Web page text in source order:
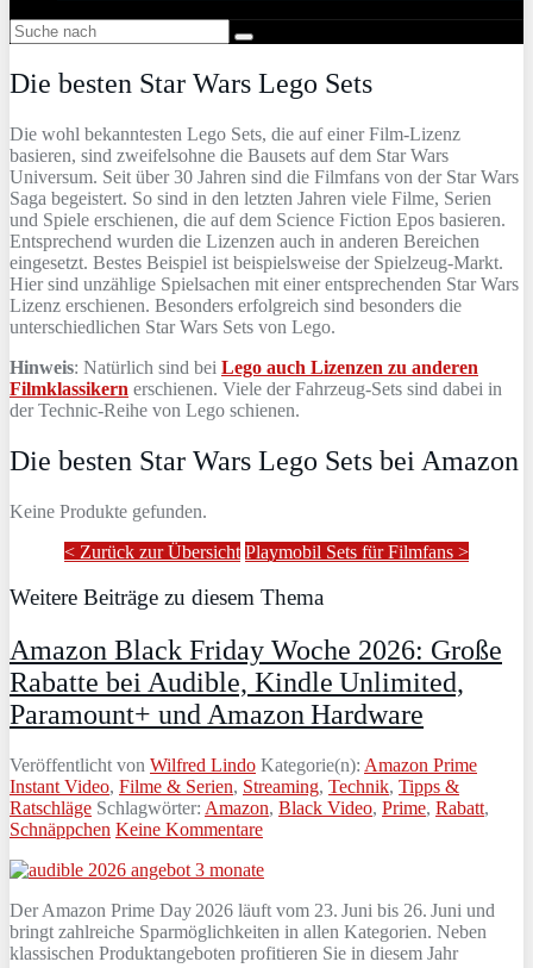
Die besten Star Wars Lego Sets
Die wohl bekanntesten Lego Sets, die auf einer Film-Lizenz
basieren, sind zweifelsohne die Bausets auf dem Star Wars
Universum. Seit über 30 Jahren sind die Filmfans von der Star Wars
Saga begeistert. So sind in den letzten Jahren viele Filme, Serien
und Spiele erschienen, die auf dem Science Fiction Epos basieren.
Entsprechend wurden die Lizenzen auch in anderen Bereichen
eingesetzt. Bestes Beispiel ist beispielsweise der Spielzeug-Markt.
Hier sind unzählige Spielsachen mit einer entsprechenden Star Wars
Lizenz erschienen. Besonders erfolgreich sind besonders die
unterschiedlichen Star Wars Sets von Lego.
Hinweis: Natürlich sind bei Lego auch Lizenzen zu anderen
Filmklassikern erschienen. Viele der Fahrzeug-Sets sind dabei in
der Technic-Reihe von Lego schienen.
Die besten Star Wars Lego Sets bei Amazon
Keine Produkte gefunden.
< Zurück zur Übersicht Playmobil Sets für Filmfans >
Weitere Beiträge zu diesem Thema
Amazon Black Friday Woche 2026: Große
Rabatte bei Audible, Kindle Unlimited,
Paramount+ und Amazon Hardware
Veröffentlicht von Wilfred Lindo Kategorie(n): Amazon Prime
Instant Video, Filme & Serien, Streaming, Technik, Tipps &
Ratschläge Schlagwörter: Amazon, Black Video, Prime, Rabatt,
Schnäppchen Keine Kommentare
Der Amazon Prime Day 2026 läuft vom 23. Juni bis 26. Juni und
bringt zahlreiche Sparmöglichkeiten in allen Kategorien. Neben
klassischen Produktangeboten profitieren Sie in diesem Jahr